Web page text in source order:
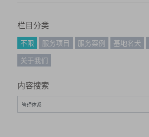
栏目分类
不限
服务项目 服务案例 基地名犬
关于我们
内容搜索